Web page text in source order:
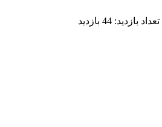
تعداد بازدید: 44 بازدید